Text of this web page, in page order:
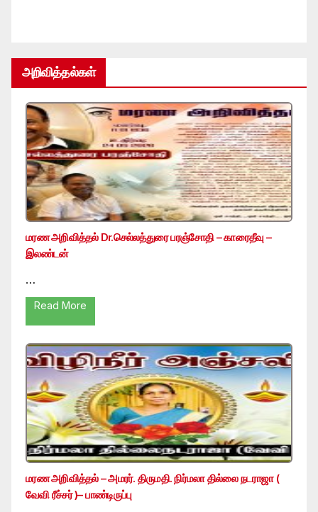
அறிவித்தல்கள்
மரண அறிவித்தல் Dr.செல்லத்துரை பரஞ்சோதி – காரைதீவு –
இலண்டன்
…
Read More
மரண அறிவித்தல் – அமரர். திருமதி. நிர்மலா தில்லை நடராஜா (
வேவி ரீச்சர் )– பாண்டிருப்பு